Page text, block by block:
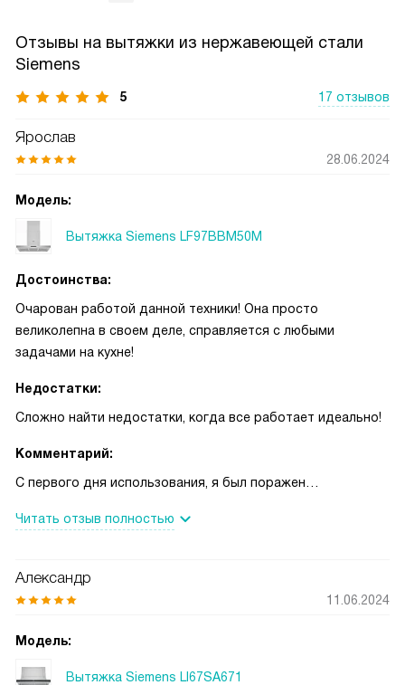
Отзывы на вытяжки из нержавеющей стали
Siemens
5 17 отзывов
Ярослав
28.06.2024
Модель:
Вытяжка Siemens LF97BBM50M
Достоинства:
Очарован работой данной техники! Она просто
великолепна в своем деле, справляется с любыми
задачами на кухне!
Недостатки:
Сложно найти недостатки, когда все работает идеально!
Комментарий:
С первого дня использования, я был поражен
тихо, что иногда даже забываю, что она включена! Но
задачей - поддержанием чистого и свежего воздуха на
кухне. Однажды я решил приготовить ужин для большой
Как вы знаете, эти блюда могут оставить сильный запах
заметил! Воздух оставался свежим и чистым весь вечер, а
Читать отзыв полностью
Александр
11.06.2024
Модель:
Вытяжка Siemens LI67SA671